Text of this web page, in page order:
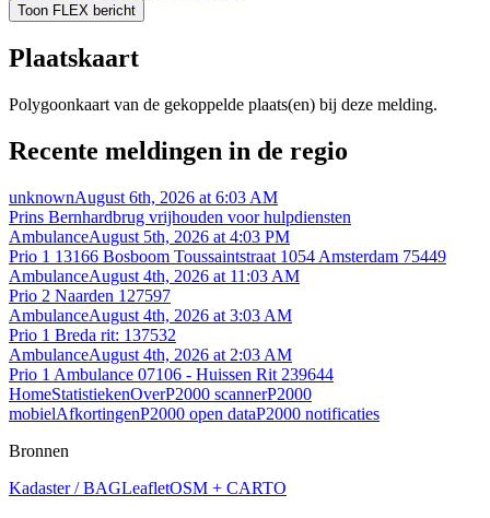
Toon FLEX bericht
Plaatskaart
Polygoonkaart van de gekoppelde plaats(en) bij deze melding.
Recente meldingen in de regio
unknownAugust 6th, 2026 at 6:03 AM
Prins Bernhardbrug vrijhouden voor hulpdiensten
AmbulanceAugust 5th, 2026 at 4:03 PM
Prio 1 13166 Bosboom Toussaintstraat 1054 Amsterdam 75449
AmbulanceAugust 4th, 2026 at 11:03 AM
Prio 2 Naarden 127597
AmbulanceAugust 4th, 2026 at 3:03 AM
Prio 1 Breda rit: 137532
AmbulanceAugust 4th, 2026 at 2:03 AM
Prio 1 Ambulance 07106 - Huissen Rit 239644
HomeStatistiekenOverP2000 scannerP2000
mobielAfkortingenP2000 open dataP2000 notificaties
Bronnen
Kadaster / BAGLeafletOSM + CARTO